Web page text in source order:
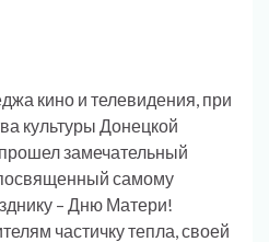
кино и телевидения, при
культуры Донецкой
замечательный
самому
– Дню Матери!
частичку тепла, своей